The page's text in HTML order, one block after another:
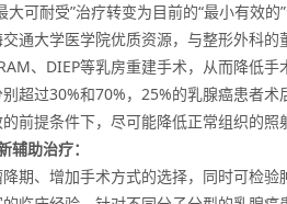
大可耐受”治疗转变为目前的“最小有效
通大学医学院优质资源，与整形外科
、DIEP等乳房重建手术，从而降低
超过30%和70%，25%的乳腺癌患者
前提条件下，尽可能降低正常组织的照
辅助治疗：
期、增加手术方式的选择，同时可检